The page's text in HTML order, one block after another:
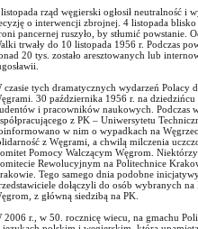
rząd węgierski ogłosił neutralność i
o interwencji zbrojnej. 4 listopada
pancernej ruszyło, by stłumić powstanie.
trwały do 10 listopada 1956 r. Podczas
20 tys. zostało aresztowanych lub
czasie tych dramatycznych wydarzeń Polacy
30 października 1956 r. na
i pracowników naukowych. Podczas
z PK – Uniwersytetu
w nim o wypadkach na
z Węgrami, a chwilą milczenia
Pomocy Walczącym Węgrom.
Rewolucyjnym na Politechnice
Tego samego dnia podobne
dołączyli do osób wybranych
z główną siedzibą na PK.
2006 r., w 50. rocznicę wiecu, na gmachu